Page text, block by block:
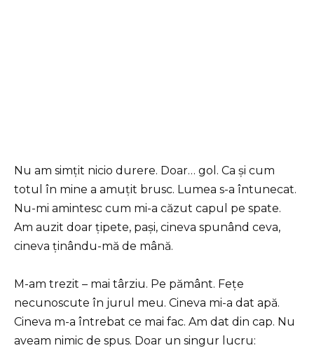
Nu am simțit nicio durere. Doar… gol. Ca și cum
totul în mine a amuțit brusc. Lumea s-a întunecat.
Nu-mi amintesc cum mi-a căzut capul pe spate.
Am auzit doar țipete, pași, cineva spunând ceva,
cineva ținându-mă de mână.
M-am trezit – mai târziu. Pe pământ. Fețe
necunoscute în jurul meu. Cineva mi-a dat apă.
Cineva m-a întrebat ce mai fac. Am dat din cap. Nu
aveam nimic de spus. Doar un singur lucru: